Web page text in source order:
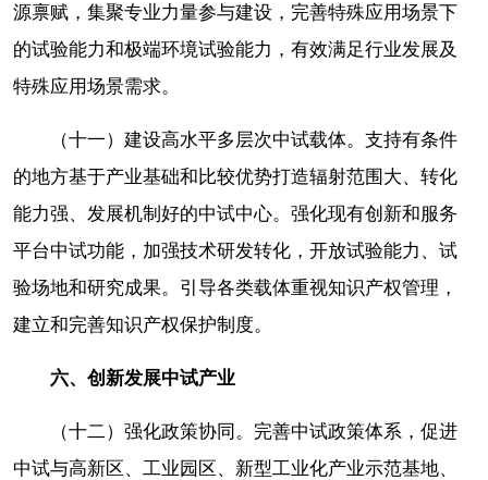
源禀赋，集聚专业力量参与建设，完善特殊应用场景下
的试验能力和极端环境试验能力，有效满足行业发展及
特殊应用场景需求。
（十一）建设高水平多层次中试载体。支持有条件
的地方基于产业基础和比较优势打造辐射范围大、转化
能力强、发展机制好的中试中心。强化现有创新和服务
平台中试功能，加强技术研发转化，开放试验能力、试
验场地和研究成果。引导各类载体重视知识产权管理，
建立和完善知识产权保护制度。
六、创新发展中试产业
（十二）强化政策协同。完善中试政策体系，促进
中试与高新区、工业园区、新型工业化产业示范基地、